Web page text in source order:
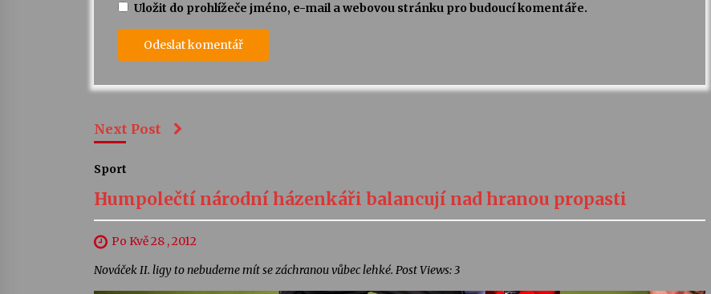
Uložit do prohlížeče jméno, e-mail a webovou stránku pro budoucí komentáře.
Next Post
Sport
Humpolečtí národní házenkáři balancují nad hranou propasti
Po Kvě 28 , 2012
Nováček II. ligy to nebudeme mít se záchranou vůbec lehké. Post Views: 3